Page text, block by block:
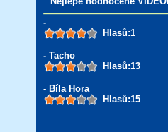
-
Hlasů:1
- Tacho
Hlasů:13
- Bíla Hora
Hlasů:15